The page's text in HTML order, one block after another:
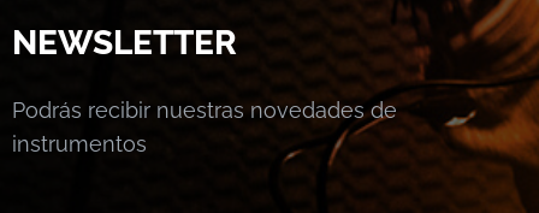
NEWSLETTER
Podrás recibir nuestras novedades de
instrumentos